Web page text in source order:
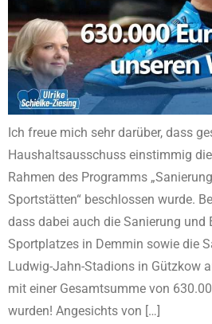
Ich freue mich sehr darüber, dass
Haushaltsausschuss einstimmig
Rahmen des Programms
Sportstätten“ beschlossen wurde.
dass dabei auch die Sanierung und
Sportplatzes in Demmin sowie die
Ludwig-Jahn-Stadions in Gützkow
mit einer Gesamtsumme von
wurden! Angesichts von […]